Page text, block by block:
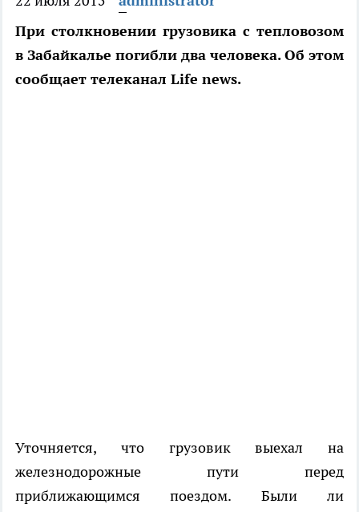
При столкновении грузовика с тепловозом
в Забайкалье погибли два человека. Об этом
сообщает телеканал Life news.
Уточняется, что грузовик выехал на
железнодорожные пути перед
приближающимся поездом. Были ли